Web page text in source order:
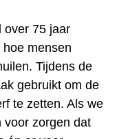
over 75 jaar
mensen
Tijdens de
gebruikt om de
te zetten. Als we
voor zorgen dat